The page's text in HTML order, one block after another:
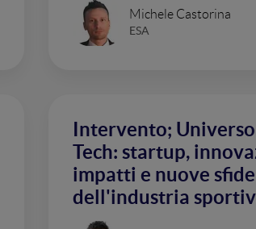
Michele Castorina
ESA
Intervento;
Tech: startup,
impatti e nuove sfide
dell'industria